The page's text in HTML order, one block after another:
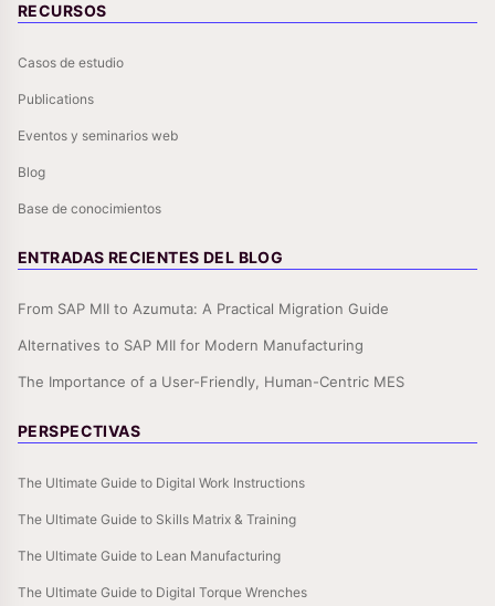
RECURSOS
Casos de estudio
Publications
Eventos y seminarios web
Blog
Base de conocimientos
ENTRADAS RECIENTES DEL BLOG
From SAP MII to Azumuta: A Practical Migration Guide
Alternatives to SAP MII for Modern Manufacturing
The Importance of a User-Friendly, Human-Centric MES
PERSPECTIVAS
The Ultimate Guide to Digital Work Instructions
The Ultimate Guide to Skills Matrix & Training
The Ultimate Guide to Lean Manufacturing
The Ultimate Guide to Digital Torque Wrenches